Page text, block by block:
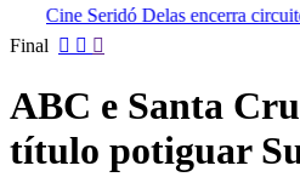
encerra circuito com mostra de
Pular
conteúdo
Final
ABC e Santa
título potiguar